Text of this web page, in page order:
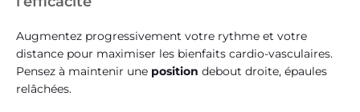
Augmentez progressivement votre rythme et votre
distance pour maximiser les bienfaits cardio-vasculaires.
Pensez à maintenir une position debout droite, épaules
relâchées.